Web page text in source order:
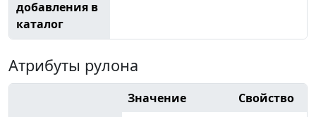
добавления в
каталог
Атрибуты рулона
Значение
Свойство